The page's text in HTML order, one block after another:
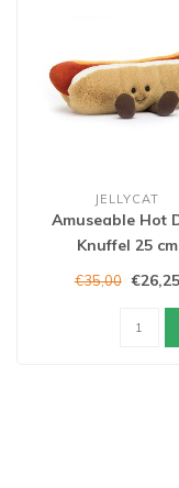
JELLYCAT
Amuseable Hot
Knuffel 25 cm
€35,00 €26,25